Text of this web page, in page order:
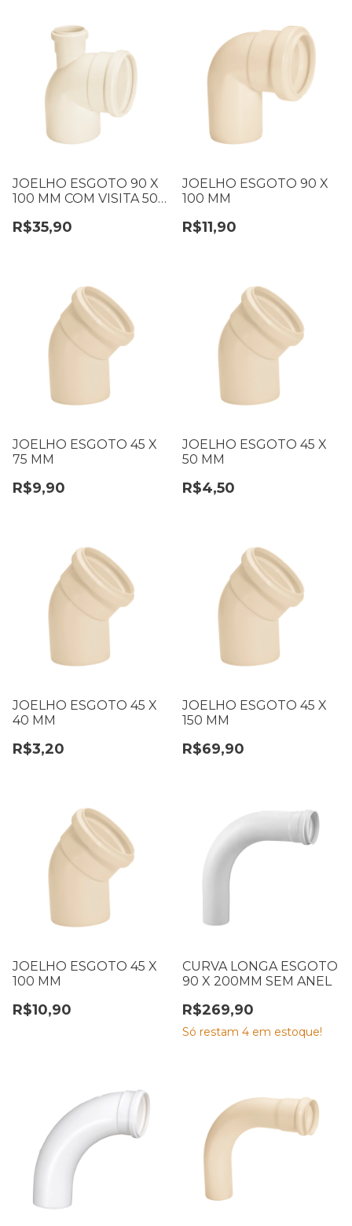
JOELHO ESGOTO 90 X
100 MM COM VISITA 50
R$35,90
JOELHO ESGOTO 90 X
100 MM
R$11,90
JOELHO ESGOTO 45 X
75 MM
R$9,90
JOELHO ESGOTO 45 X
50 MM
R$4,50
JOELHO ESGOTO 45 X
40 MM
R$3,20
JOELHO ESGOTO 45 X
150 MM
R$69,90
JOELHO ESGOTO 45 X
100 MM
R$10,90
CURVA LONGA ESGOTO
90 X 200MM SEM ANEL
R$269,90
Só restam 4 em estoque!